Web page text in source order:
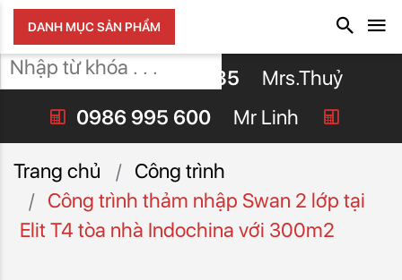
DANH MỤC SẢN PHẨM
0942.228.335
Mrs.Thuỷ
0986 995 600
Mr Linh
Trang chủ
Công trình
Công trình thảm nhập Swan 2 lớp tại
Elit T4 tòa nhà Indochina với 300m2